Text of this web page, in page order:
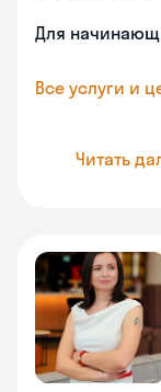
Для
Все услуги и
Читать